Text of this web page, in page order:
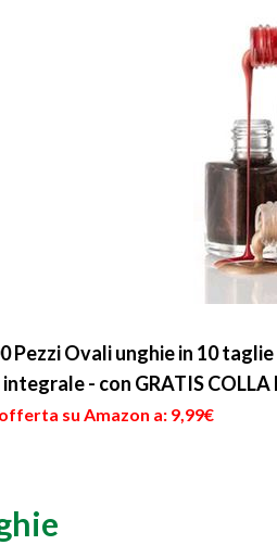
Pezzi Ovali unghie in 10
- con GRATIS COLLA
su Amazon a: 9,99€